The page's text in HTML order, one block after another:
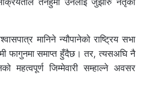
मानिने न्यौपानेको राष्ट्रिय सभा
फागुनमा समाप्त हुँदैछ। तर, त्यसअघि नै
महत्वपूर्ण जिम्मेवारी सम्हाल्ने अवसर